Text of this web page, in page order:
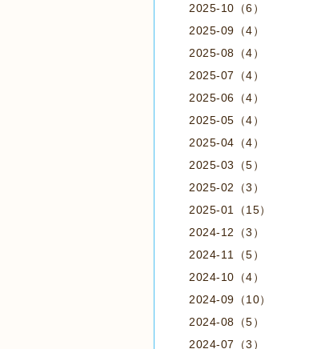
2025-10（6）
2025-09（4）
2025-08（4）
2025-07（4）
2025-06（4）
2025-05（4）
2025-04（4）
2025-03（5）
2025-02（3）
2025-01（15）
2024-12（3）
2024-11（5）
2024-10（4）
2024-09（10）
2024-08（5）
2024-07（3）